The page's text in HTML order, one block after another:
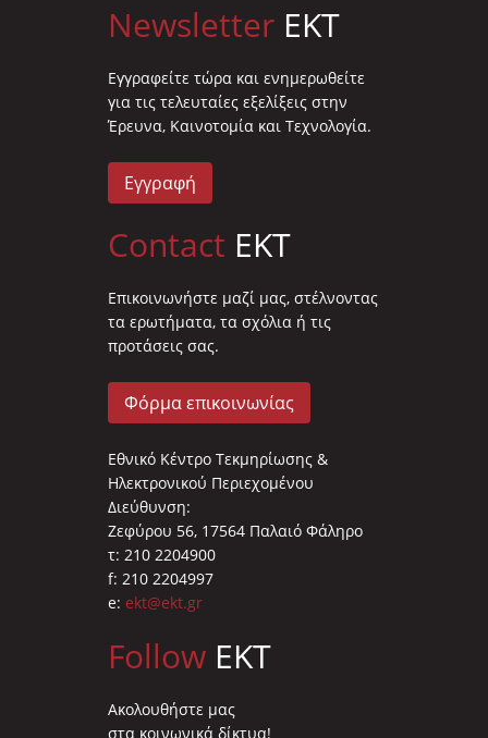
Newsletter EKT
Eγγραφείτε τώρα και ενημερωθείτε
για τις τελευταίες εξελίξεις στην
Έρευνα, Καινοτομία και Τεχνολογία.
Εγγραφή
Contact EKT
Επικοινωνήστε μαζί μας, στέλνοντας
τα ερωτήματα, τα σχόλια ή τις
προτάσεις σας.
Φόρμα επικοινωνίας
Εθνικό Κέντρο Τεκμηρίωσης &
Ηλεκτρονικού Περιεχομένου
Διεύθυνση:
Ζεφύρου 56, 17564 Παλαιό Φάληρο
τ: 210 2204900
f: 210 2204997
e: ekt@ekt.gr
Follow EKT
Ακολουθήστε μας
στα κοινωνικά δίκτυα!